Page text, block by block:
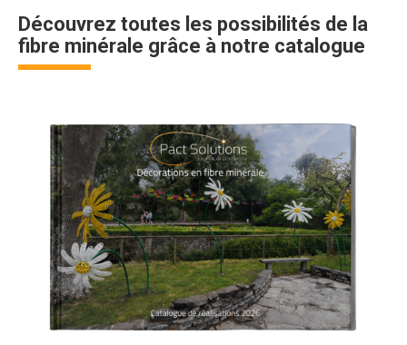
Découvrez toutes les possibilités de la
fibre minérale grâce à notre catalogue